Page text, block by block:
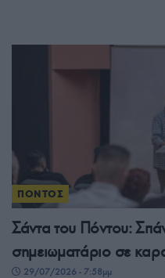
ΠΟΝΤΟΣ
Σάντα του Πόντου:
σημειωματάριο σε
29/07/2026 - 7:58μμ